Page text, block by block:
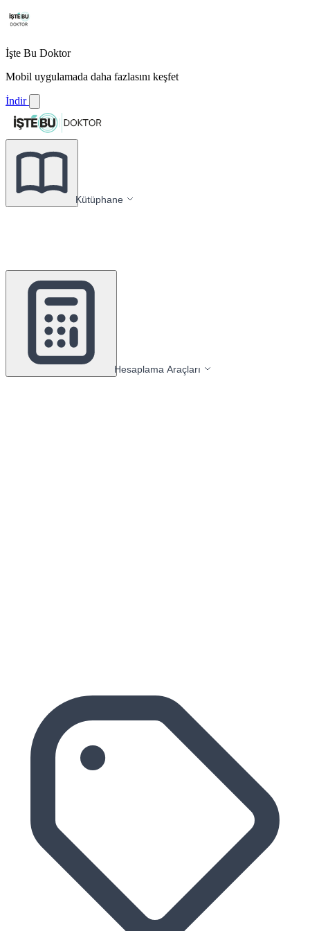
İşte Bu Doktor
Mobil uygulamada daha fazlasını keşfet
İndir
Kütüphane
Hesaplama Araçları